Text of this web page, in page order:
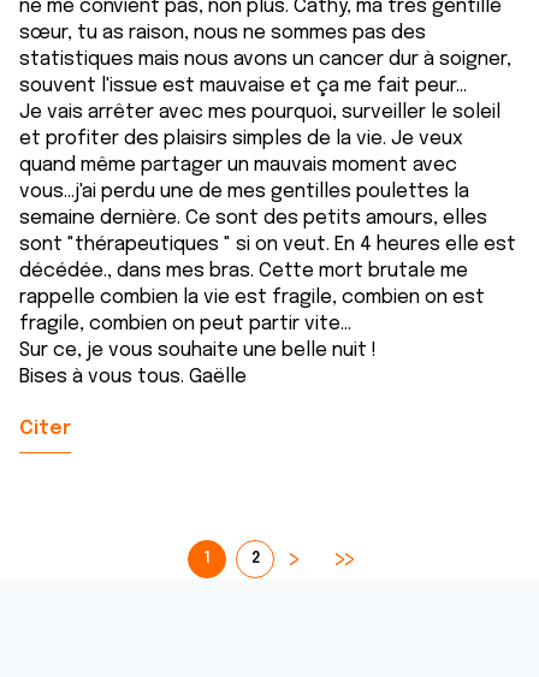
ne me convient pas, non plus. Cathy, ma très gentille
sœur, tu as raison, nous ne sommes pas des
statistiques mais nous avons un cancer dur à soigner,
souvent l'issue est mauvaise et ça me fait peur...
Je vais arrêter avec mes pourquoi, surveiller le soleil
et profiter des plaisirs simples de la vie. Je veux
quand même partager un mauvais moment avec
vous...j'ai perdu une de mes gentilles poulettes la
semaine dernière. Ce sont des petits amours, elles
sont "thérapeutiques " si on veut. En 4 heures elle est
décédée., dans mes bras. Cette mort brutale me
rappelle combien la vie est fragile, combien on est
fragile, combien on peut partir vite...
Sur ce, je vous souhaite une belle nuit !
Bises à vous tous. Gaëlle
Citer
1 2